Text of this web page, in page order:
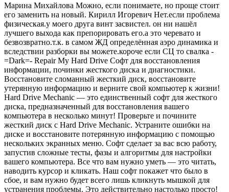
Марина Михайлова Можно, если понимаете, но проще стоит
его заменить на новый. Кирилл Игоревич Нет.если проблема
физическая.у моего друга винт засвистел. он ни нашёл
лучшего выхода как препорировать его.а это черевато и
безвозвратно.т.к. в самом ЖД определённая аэро динамика и
вследствии разборки вы можете.короче если СЦ то свалка -
=Dark=- Repair My Hard Drive Софт для восстановления
информации, починки жесткого диска и диагностики.
Восстановите сломанный жесткий диск, восстановите
утерянную информацию и верните свой компьютер к жизни!
Hard Drive Mechanic — это единственный софт для жесткого
диска, предназначенный для восстановления вашего
компьютера в несколько минут! Проверьте и почините
жесткий диск с Hard Drive Mechanic. Устраните ошибки на
диске и восстановите потерянную информацию с помощью
нескольких экранных меню. Софт сделает за вас всю работу,
запустив сложные тесты, фазы и алгоритмы для настройки
вашего компьютера. Все что вам нужно уметь — это читать,
наводить курсор и кликать. Наш софт покажет что было в
сбое, и вам нужно будет всего лишь кликнуть мышкой для
устранения проблемы. Это действительно настолько просто!